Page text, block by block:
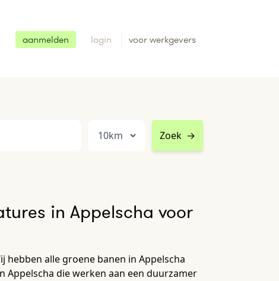
aanmelden login voor werkgevers
Zoek →
in Appelscha voor
hebben alle groene banen in Appelscha
Appelscha die werken aan een duurzamer